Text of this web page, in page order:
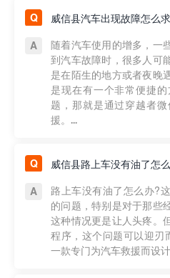
威信县汽车出现故障怎么
随着汽车使用的增多，一
到汽车故障时，很多人可
是在陌生的地方或者夜晚
是现在有一个非常便捷
题，那就是通过穿越者
援。...
威信县路上车没有油了怎
路上车没有油了怎么办?
的问题，特别是对于那些
这种情况更是让人头疼。
程序，这个问题可以迎刃
一款专门为汽车救援而设